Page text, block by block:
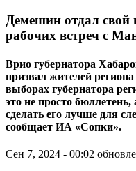
Демешин отдал свой
рабочих встреч с
Врио губернатора
призвал жителей
выборах губернатора
это не просто
сделать его лучше для
сообщает ИА «Сопки».
Сен 7, 2024 - 00:02